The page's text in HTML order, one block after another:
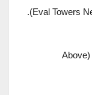
(Above